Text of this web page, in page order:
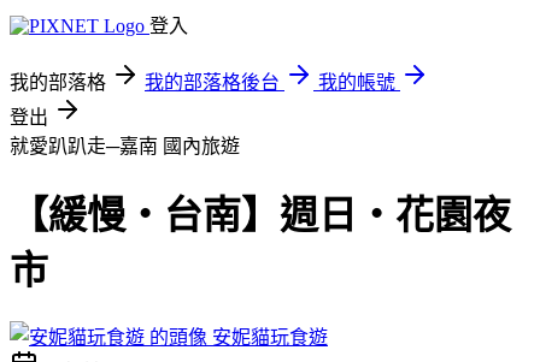
登入
我的部落格 我的部落格後台
我的帳號
登出
就愛趴趴走─嘉南 國內旅遊
【緩慢‧台南】週日‧花園夜
市
安妮貓玩食遊